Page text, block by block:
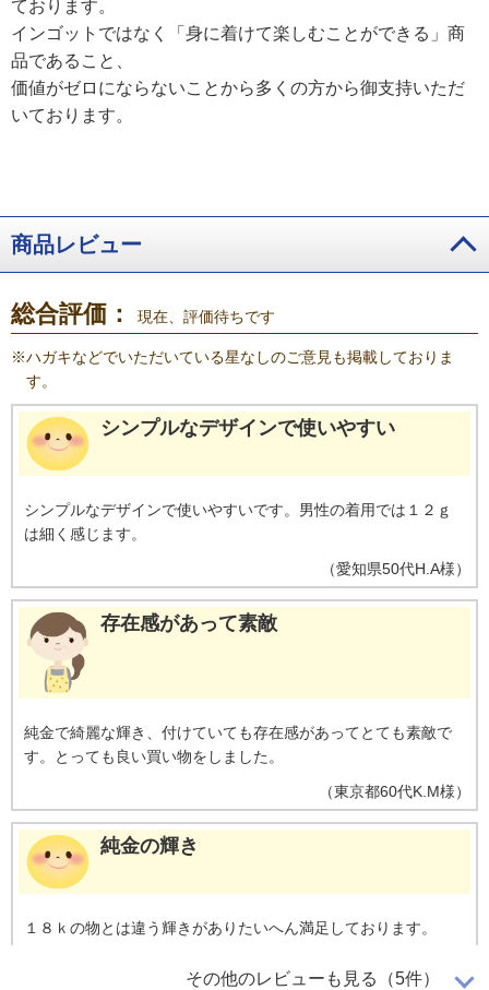
ております。
インゴットではなく「身に着けて楽しむことができる」商
品であること、
価値がゼロにならないことから多くの方から御支持いただ
いております。
商品レビュー
総合評価： 現在、評価待ちです
※ハガキなどでいただいている星なしのご意見も掲載しておりま
す。
シンプルなデザインで使いやすい
シンプルなデザインで使いやすいです。男性の着用では１２ｇ
は細く感じます。
（愛知県50代H.A様）
存在感があって素敵
純金で綺麗な輝き、付けていても存在感があってとても素敵で
す。とっても良い買い物をしました。
（東京都60代K.M様）
純金の輝き
１８ｋの物とは違う輝きがありたいへん満足しております。
その他のレビューも見る（5件）